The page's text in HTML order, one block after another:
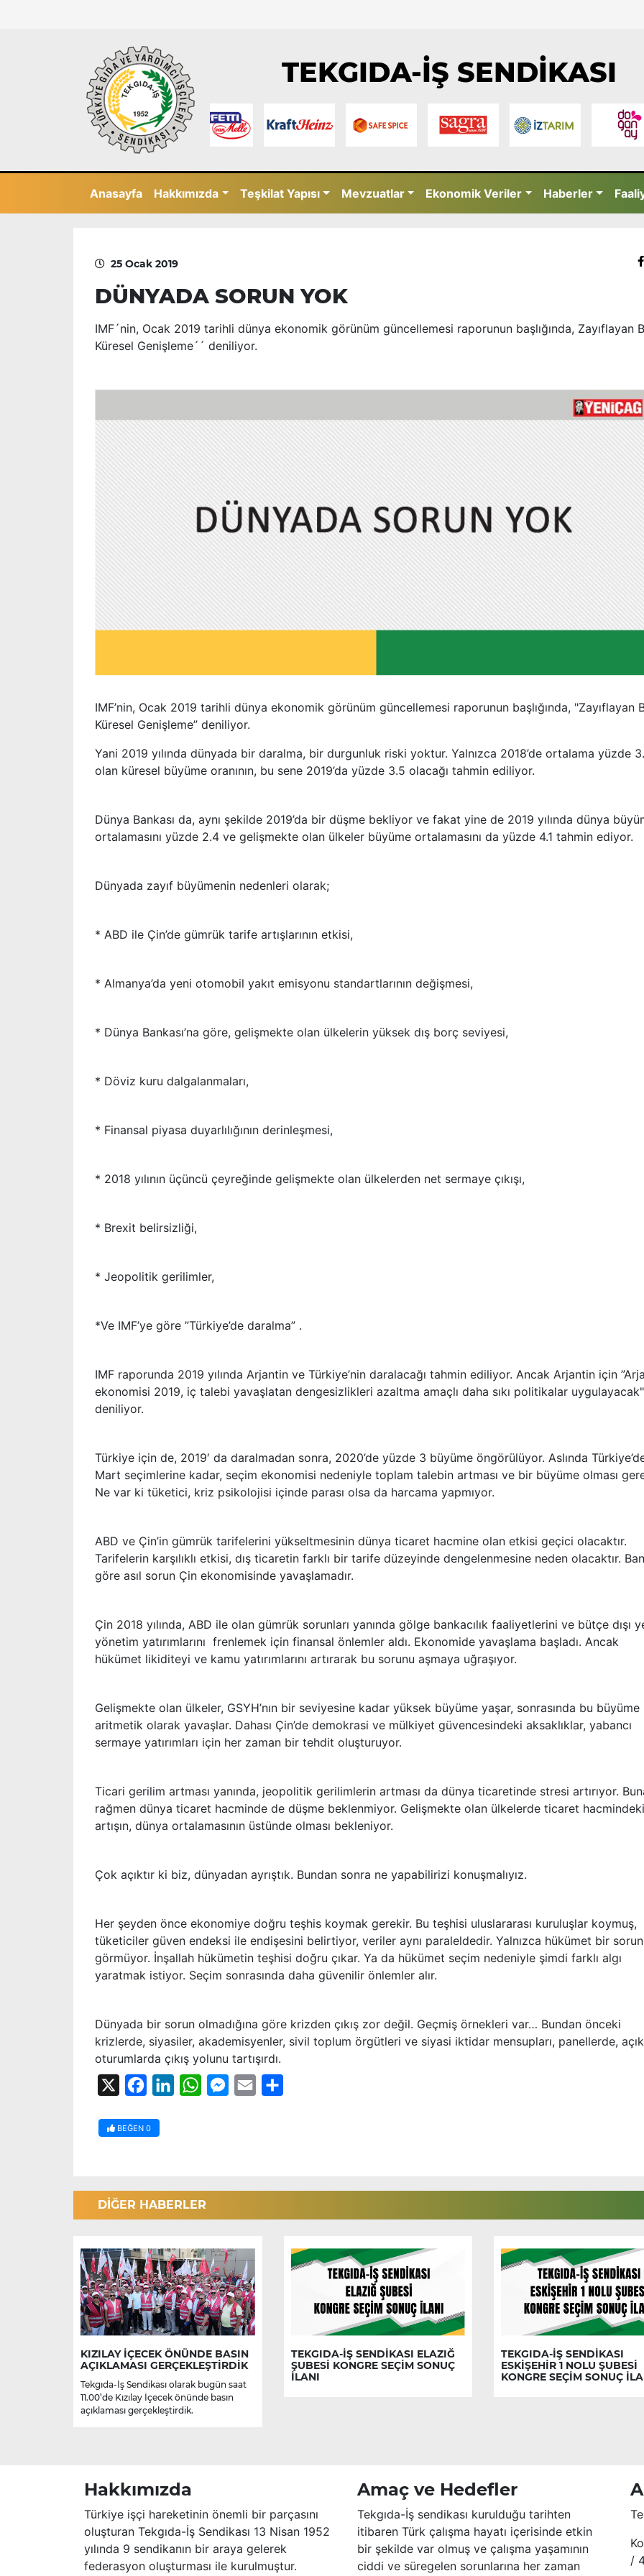
TEKGIDA-İŞ SENDİKASI
Anasayfa Hakkımızda Teşkilat Yapısı Mevzuatlar Ekonomik Veriler Haberler
25 Ocak 2019
DÜNYADA SORUN YOK
IMF´nin, Ocak 2019 tarihli dünya ekonomik görünüm güncellemesi raporunun başlığında, Zayıflayan
Küresel Genişleme´´ deniliyor.
IMF’nin, Ocak 2019 tarihli dünya ekonomik görünüm güncellemesi raporunun başlığında, "Zayıflayan
Küresel Genişleme” deniliyor.
Yani 2019 yılında dünyada bir daralma, bir durgunluk riski yoktur. Yalnızca 2018’de ortalama yüzde
olan küresel büyüme oranının, bu sene 2019’da yüzde 3.5 olacağı tahmin ediliyor.
Dünya Bankası da, aynı şekilde 2019’da bir düşme bekliyor ve fakat yine de 2019 yılında dünya
ortalamasını yüzde 2.4 ve gelişmekte olan ülkeler büyüme ortalamasını da yüzde 4.1 tahmin ediyor.
Dünyada zayıf büyümenin nedenleri olarak;
* ABD ile Çin’de gümrük tarife artışlarının etkisi,
* Almanya’da yeni otomobil yakıt emisyonu standartlarının değişmesi,
* Dünya Bankası’na göre, gelişmekte olan ülkelerin yüksek dış borç seviyesi,
* Döviz kuru dalgalanmaları,
* Finansal piyasa duyarlılığının derinleşmesi,
* 2018 yılının üçüncü çeyreğinde gelişmekte olan ülkelerden net sermaye çıkışı,
* Brexit belirsizliği,
* Jeopolitik gerilimler,
*Ve IMF’ye göre ”Türkiye’de daralma” .
IMF raporunda 2019 yılında Arjantin ve Türkiye’nin daralacağı tahmin ediliyor. Ancak Arjantin için
ekonomisi 2019, iç talebi yavaşlatan dengesizlikleri azaltma amaçlı daha sıkı politikalar uygulayacak"
deniliyor.
Türkiye için de, 2019′ da daralmadan sonra, 2020’de yüzde 3 büyüme öngörülüyor. Aslında
Mart seçimlerine kadar, seçim ekonomisi nedeniyle toplam talebin artması ve bir büyüme olması
Ne var ki tüketici, kriz psikolojisi içinde parası olsa da harcama yapmıyor.
ABD ve Çin’in gümrük tarifelerini yükseltmesinin dünya ticaret hacmine olan etkisi geçici olacaktır.
Tarifelerin karşılıklı etkisi, dış ticaretin farklı bir tarife düzeyinde dengelenmesine neden olacaktır.
göre asıl sorun Çin ekonomisinde yavaşlamadır.
Çin 2018 yılında, ABD ile olan gümrük sorunları yanında gölge bankacılık faaliyetlerini ve bütçe dışı
yönetim yatırımlarını frenlemek için finansal önlemler aldı. Ekonomide yavaşlama başladı. Ancak
hükümet likiditeyi ve kamu yatırımlarını artırarak bu sorunu aşmaya uğraşıyor.
Gelişmekte olan ülkeler, GSYH’nın bir seviyesine kadar yüksek büyüme yaşar, sonrasında bu büyüme
aritmetik olarak yavaşlar. Dahası Çin’de demokrasi ve mülkiyet güvencesindeki aksaklıklar, yabancı
sermaye yatırımları için her zaman bir tehdit oluşturuyor.
Ticari gerilim artması yanında, jeopolitik gerilimlerin artması da dünya ticaretinde stresi artırıyor.
rağmen dünya ticaret hacminde de düşme beklenmiyor. Gelişmekte olan ülkelerde ticaret hacmindeki
artışın, dünya ortalamasının üstünde olması bekleniyor.
Çok açıktır ki biz, dünyadan ayrıştık. Bundan sonra ne yapabilirizi konuşmalıyız.
Her şeyden önce ekonomiye doğru teşhis koymak gerekir. Bu teşhisi uluslararası kuruluşlar koymuş,
tüketiciler güven endeksi ile endişesini belirtiyor, veriler aynı paraleldedir. Yalnızca hükümet bir sorun
görmüyor. İnşallah hükümetin teşhisi doğru çıkar. Ya da hükümet seçim nedeniyle şimdi farklı algı
yaratmak istiyor. Seçim sonrasında daha güvenilir önlemler alır.
Dünyada bir sorun olmadığına göre krizden çıkış zor değil. Geçmiş örnekleri var… Bundan önceki
krizlerde, siyasiler, akademisyenler, sivil toplum örgütleri ve siyasi iktidar mensupları, panellerde, açık
oturumlarda çıkış yolunu tartışırdı.
FacebookLinkedInWhatsAppMessenger
Email
BEĞEN 0
DİĞER HABERLER
KIZILAY İÇECEK ÖNÜNDE BASIN
AÇIKLAMASI GERÇEKLEŞTİRDİK
Tekgıda-İş Sendikası olarak bugün saat
11.00’de Kızılay İçecek önünde basın
açıklaması gerçekleştirdik.
TEKGIDA-İŞ SENDİKASI ELAZIĞ
ŞUBESİ KONGRE SEÇİM SONUÇ
İLANI
TEKGIDA-İŞ SENDİKASI
ESKİŞEHİR 1 NOLU ŞUBESİ
KONGRE SEÇİM SONUÇ
Hakkımızda
Türkiye işçi hareketinin önemli bir parçasını
oluşturan Tekgıda-İş Sendikası 13 Nisan 1952
yılında 9 sendikanın bir araya gelerek
federasyon oluşturması ile kurulmuştur.
Amaç ve Hedefler
Tekgıda-İş sendikası kurulduğu tarihten
itibaren Türk çalışma hayatı içerisinde etkin
bir şekilde var olmuş ve çalışma yaşamının
ciddi ve süregelen sorunlarına her zaman
/